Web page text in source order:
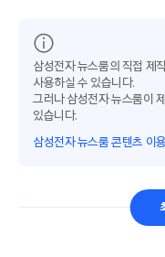
삼성전자 뉴스룸의 직접 제
사용하실 수 있습니다.
그러나 삼성전자 뉴스룸이
있습니다.
삼성전자 뉴스룸 콘텐츠 이